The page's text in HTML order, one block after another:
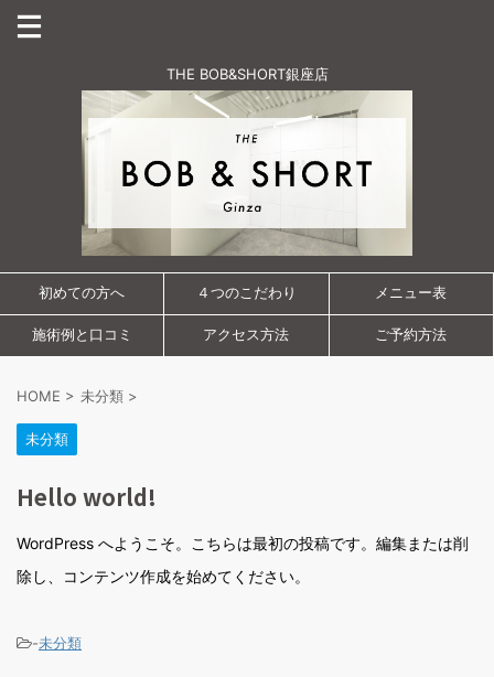
THE BOB&SHORT銀座店
初めての方へ ４つのこだわり メニュー表
施術例と口コミ アクセス方法 ご予約方法
HOME > 未分類 >
未分類
Hello world!
WordPress へようこそ。こちらは最初の投稿です。編集または削
除し、コンテンツ作成を始めてください。
-未分類